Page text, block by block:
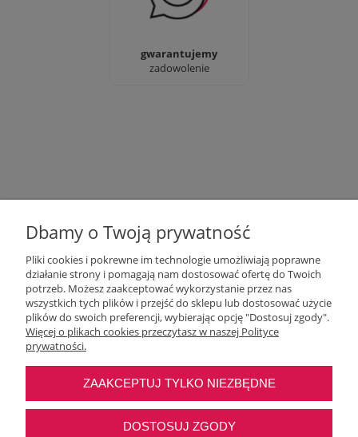
gwarantujemy
zadowolenie
Sprawdź nasze 100%
zadowolenia Klientów
Moje konto
Najczęstsze pytania
Dbamy o Twoją prywatność
Pliki cookies i pokrewne im technologie umożliwiają poprawne
działanie strony i pomagają nam dostosować ofertę do Twoich
potrzeb. Możesz zaakceptować wykorzystanie przez nas
wszystkich tych plików i przejść do sklepu lub dostosować użycie
plików do swoich preferencji, wybierając opcję "Dostosuj zgody".
Więcej o plikach cookies przeczytasz w naszej Polityce
prywatności.
ZAAKCEPTUJ TYLKO NIEZBĘDNE
DOSTOSUJ ZGODY